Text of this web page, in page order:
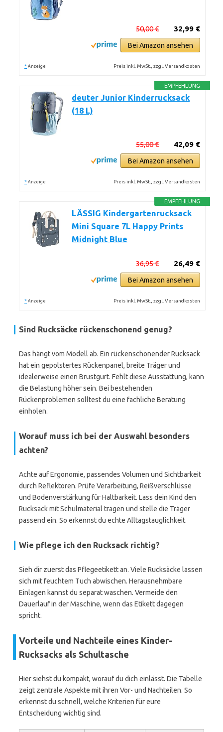
32,99 €
50,00 €
Bei Amazon ansehen
* Anzeige Preis inkl. MwSt., zzgl. Versandkosten
EMPFEHLUNG
deuter Junior Kinderrucksack
(18 L)
42,09 €
55,00 €
Bei Amazon ansehen
* Anzeige Preis inkl. MwSt., zzgl. Versandkosten
EMPFEHLUNG
LÄSSIG Kindergartenrucksack
Mini Square 7L Happy Prints
Midnight Blue
26,49 €
36,95 €
Bei Amazon ansehen
* Anzeige Preis inkl. MwSt., zzgl. Versandkosten
Sind Rucksäcke rückenschonend genug?
Das hängt vom Modell ab. Ein rückenschonender Rucksack
hat ein gepolstertes Rückenpanel, breite Träger und
idealerweise einen Brustgurt. Fehlt diese Ausstattung, kann
die Belastung höher sein. Bei bestehenden
Rückenproblemen solltest du eine fachliche Beratung
einholen.
Worauf muss ich bei der Auswahl besonders
achten?
Achte auf Ergonomie, passendes Volumen und Sichtbarkeit
durch Reflektoren. Prüfe Verarbeitung, Reißverschlüsse
und Bodenverstärkung für Haltbarkeit. Lass dein Kind den
Rucksack mit Schulmaterial tragen und stelle die Träger
passend ein. So erkennst du echte Alltagstauglichkeit.
Wie pflege ich den Rucksack richtig?
Sieh dir zuerst das Pflegeetikett an. Viele Rucksäcke lassen
sich mit feuchtem Tuch abwischen. Herausnehmbare
Einlagen kannst du separat waschen. Vermeide den
Dauerlauf in der Maschine, wenn das Etikett dagegen
spricht.
Vorteile und Nachteile eines Kinder-
Rucksacks als Schultasche
Hier siehst du kompakt, worauf du dich einlässt. Die Tabelle
zeigt zentrale Aspekte mit ihren Vor- und Nachteilen. So
erkennst du schnell, welche Kriterien für eure
Entscheidung wichtig sind.